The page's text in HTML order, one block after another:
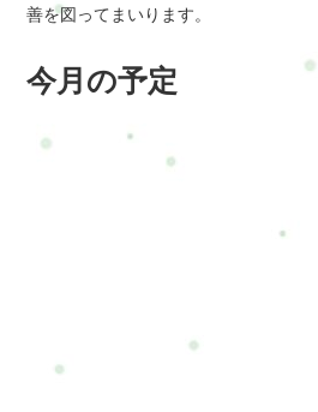
善を図ってまいります。
今月の予定